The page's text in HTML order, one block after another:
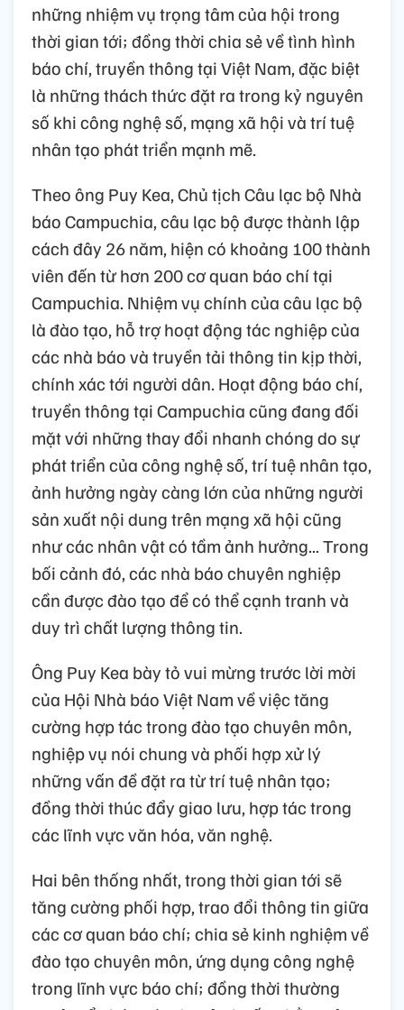
những nhiệm vụ trọng tâm của hội trong
thời gian tới; đồng thời chia sẻ về tình hình
báo chí, truyền thông tại Việt Nam, đặc biệt
là những thách thức đặt ra trong kỷ nguyên
số khi công nghệ số, mạng xã hội và trí tuệ
nhân tạo phát triển mạnh mẽ.
Theo ông Puy Kea, Chủ tịch Câu lạc bộ Nhà
báo Campuchia, câu lạc bộ được thành lập
cách đây 26 năm, hiện có khoảng 100 thành
viên đến từ hơn 200 cơ quan báo chí tại
Campuchia. Nhiệm vụ chính của câu lạc bộ
là đào tạo, hỗ trợ hoạt động tác nghiệp của
các nhà báo và truyền tải thông tin kịp thời,
chính xác tới người dân. Hoạt động báo chí,
truyền thông tại Campuchia cũng đang đối
mặt với những thay đổi nhanh chóng do sự
phát triển của công nghệ số, trí tuệ nhân tạo,
ảnh hưởng ngày càng lớn của những người
sản xuất nội dung trên mạng xã hội cũng
như các nhân vật có tầm ảnh hưởng... Trong
bối cảnh đó, các nhà báo chuyên nghiệp
cần được đào tạo để có thể cạnh tranh và
duy trì chất lượng thông tin.
Ông Puy Kea bày tỏ vui mừng trước lời mời
của Hội Nhà báo Việt Nam về việc tăng
cường hợp tác trong đào tạo chuyên môn,
nghiệp vụ nói chung và phối hợp xử lý
những vấn đề đặt ra từ trí tuệ nhân tạo;
đồng thời thúc đẩy giao lưu, hợp tác trong
các lĩnh vực văn hóa, văn nghệ.
Hai bên thống nhất, trong thời gian tới sẽ
tăng cường phối hợp, trao đổi thông tin giữa
các cơ quan báo chí; chia sẻ kinh nghiệm về
đào tạo chuyên môn, ứng dụng công nghệ
trong lĩnh vực báo chí; đồng thời thường